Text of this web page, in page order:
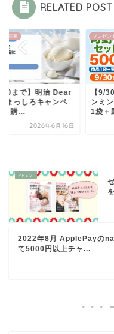
RELATED POST
ントキャンペーン
30まで・500名】ケ
ン食品×Oisix｜商品
野菜...
2026年8月7日
プレゼン
【6/
まる
ンペ
2022年8月 ApplePayの
て5000円以上チャ...